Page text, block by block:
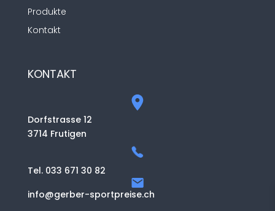
Produkte
Kontakt
KONTAKT
Dorfstrasse 12
3714 Frutigen
Tel. 033 671 30 82
info@gerber-sportpreise.ch